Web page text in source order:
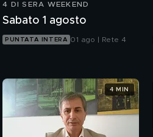
4 DI SERA WEEKEND
Sabato 1 agosto
PUNTATA INTERA 01 ago | Rete 4
4 MIN